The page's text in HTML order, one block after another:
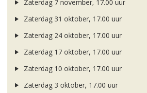
Zaterdag 7 november, 17.00 uur
Zaterdag 31 oktober, 17.00 uur
Zaterdag 24 oktober, 17.00 uur
Zaterdag 17 oktober, 17.00 uur
Zaterdag 10 oktober, 17.00 uur
Zaterdag 3 oktober, 17.00 uur